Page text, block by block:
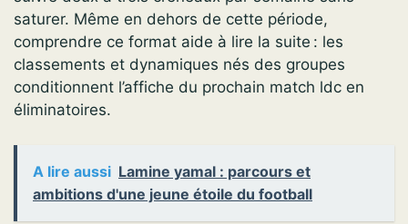
saturer. Même en dehors de cette période,
comprendre ce format aide à lire la suite : les
classements et dynamiques nés des groupes
conditionnent l’affiche du prochain match ldc en
éliminatoires.
A lire aussi Lamine yamal : parcours et
ambitions d'une jeune étoile du football